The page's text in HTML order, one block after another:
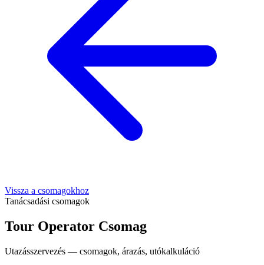
Vissza a csomagokhoz
Tanácsadási csomagok
Tour Operator Csomag
Utazásszervezés — csomagok, árazás, utókalkuláció